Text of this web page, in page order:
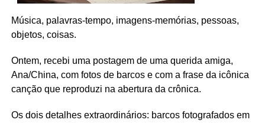
Música, palavras-tempo, imagens-memórias, pessoas,
objetos, coisas.
Ontem, recebi uma postagem de uma querida amiga,
Ana/China, com fotos de barcos e com a frase da icônica
canção que reproduzi na abertura da crônica.
Os dois detalhes extraordinários: barcos fotografados em